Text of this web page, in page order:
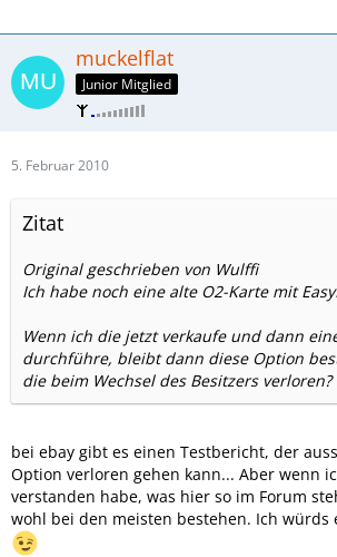
muckelflat
Junior Mitglied
5. Februar 2010
Zitat
Original geschrieben von Wulffi
Ich habe noch eine alte O2-Karte mit
Wenn ich die jetzt verkaufe und dann
durchführe, bleibt dann diese Option
die beim Wechsel des Besitzers verloren?
bei ebay gibt es einen Testbericht, der
Option verloren gehen kann... Aber wenn
verstanden habe, was hier so im Forum
wohl bei den meisten bestehen. Ich würds